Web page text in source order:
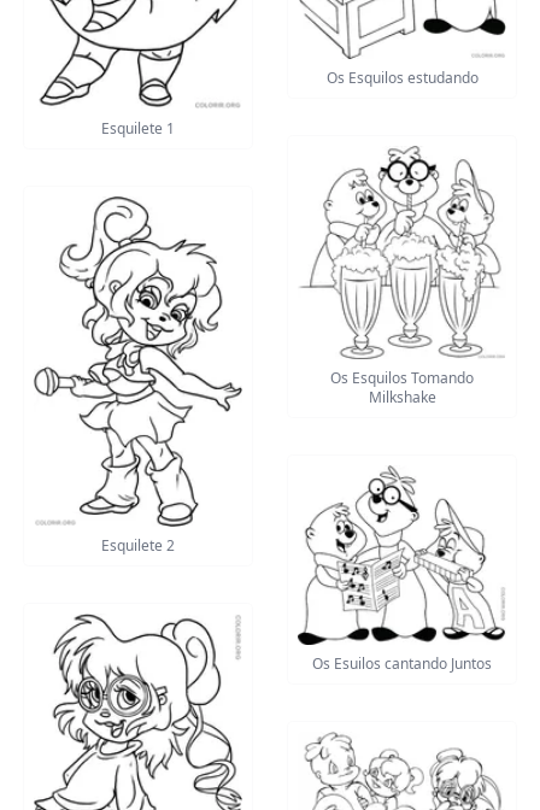
Esquilete 1
Esquilete 2
Os Esquilos estudando
Os Esquilos Tomando
Milkshake
Os Esuilos cantando Juntos